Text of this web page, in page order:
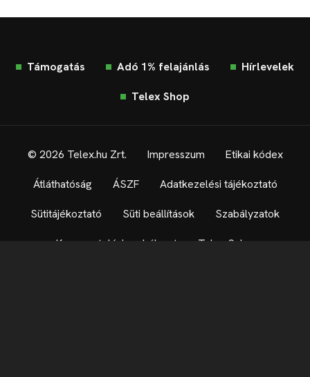
Támogatás Adó 1% felajánlás Hírlevelek
Telex Shop
© 2026 Telex.hu Zrt. Impresszum Etikai kódex
Átláthatóság ÁSZF Adatkezelési tájékoztató
Sütitájékoztató Süti beállítások Szabályzatok
Kommentelési szabályzat Telex Sales